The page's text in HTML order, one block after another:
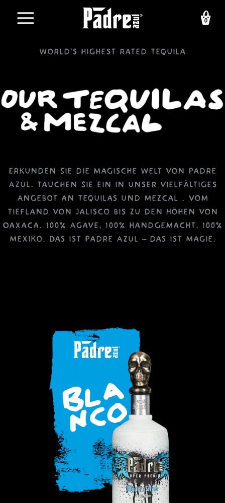
Inhalt
World's highest rated Tequila
Erkunden Sie die magische Welt von Padre
Azul. Tauchen Sie ein in unser vielfältiges
Angebot an Tequilas und Mezcal . Vom
Tiefland von Jalisco bis zu den Höhen von
Oaxaca. 100% Agave, 100% handgemacht, 100%
Mexiko. Das ist Padre Azul – das ist Magie.